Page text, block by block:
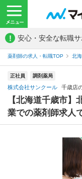
! 安心・安全な転職サ
薬剤師の求人・転職TOP 北
正社員 調剤薬局
株式会社サンクール 千歳店
【北海道千歳市
業での薬剤師求人